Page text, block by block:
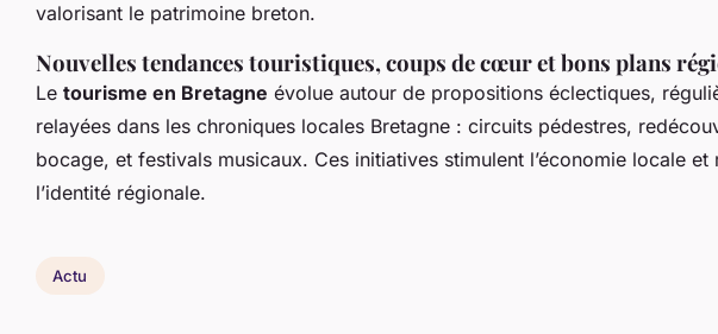
valorisant le patrimoine breton.
Nouvelles tendances touristiques, coups de cœur et bons plans
Le tourisme en Bretagne évolue autour de propositions éclectiques,
relayées dans les chroniques locales Bretagne : circuits pédestres,
bocage, et festivals musicaux. Ces initiatives stimulent l’économie locale et
l’identité régionale.
Actu